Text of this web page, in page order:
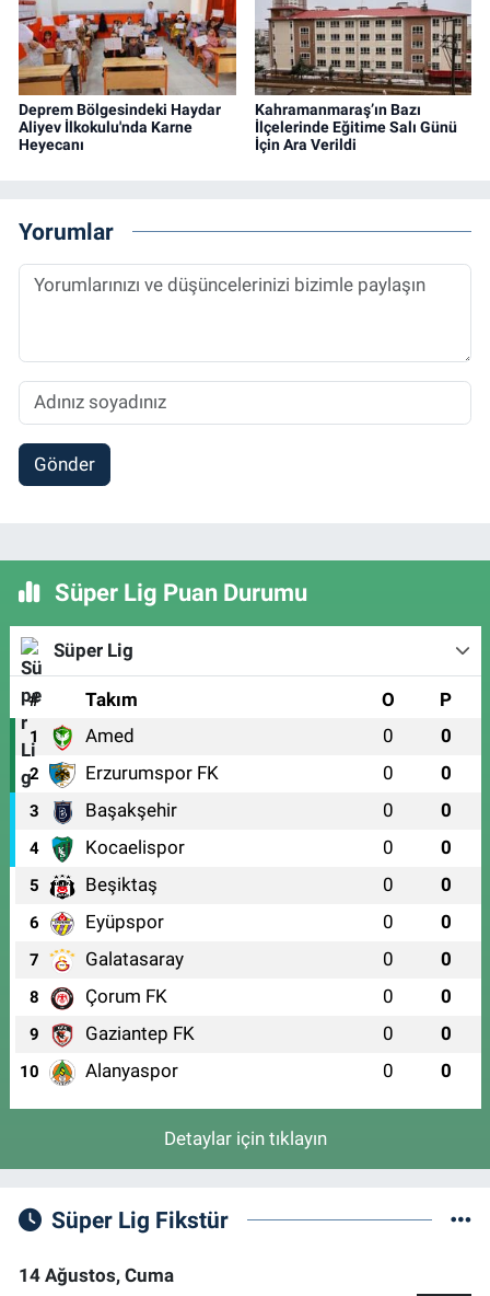
Deprem Bölgesindeki Haydar
Aliyev İlkokulu'nda Karne
Heyecanı
Kahramanmaraş’ın Bazı
İlçelerinde Eğitime Salı Günü
İçin Ara Verildi
Yorumlar
Gönder
Süper Lig Puan Durumu
Süper Lig
# Takım O P
1 Amed 0 0
2 Erzurumspor FK 0 0
3 Başakşehir 0 0
4 Kocaelispor 0 0
5 Beşiktaş 0 0
6 Eyüpspor 0 0
7 Galatasaray 0 0
8 Çorum FK 0 0
9 Gaziantep FK 0 0
10 Alanyaspor 0 0
Detaylar için tıklayın
Süper Lig Fikstür
14 Ağustos, Cuma